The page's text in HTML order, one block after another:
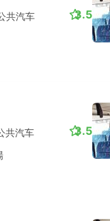
共汽车 3.5
共汽车 3.5